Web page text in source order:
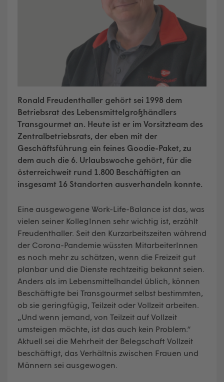
Ronald Freudenthaller gehört sei 1998 dem
Betriebsrat des Lebensmittelgroßhändlers
Transgourmet an. Heute ist er im Vorsitzteam des
Zentralbetriebsrats, der eben mit der
Geschäftsführung ein feines Goodie-Paket, zu
dem auch die 6. Urlaubswoche gehört, für die
österreichweit rund 1.800 Beschäftigten an
insgesamt 16 Standorten ausverhandeln konnte.
Eine ausgewogene Work-Life-Balance ist das, was
vielen seiner KollegInnen sehr wichtig ist, erzählt
Freudenthaller. Seit den Kurzarbeitszeiten während
der Corona-Pandemie wüssten MitarbeiterInnen
es noch mehr zu schätzen, wenn die Freizeit gut
planbar und die Dienste rechtzeitig bekannt seien.
Anders als im Lebensmittelhandel üblich, können
Beschäftigte bei Transgourmet selbst bestimmten,
ob sie geringfügig, Teilzeit oder Vollzeit arbeiten.
„Und wenn jemand, von Teilzeit auf Vollzeit
umsteigen möchte, ist das auch kein Problem.“
Aktuell sei die Mehrheit der Belegschaft Vollzeit
beschäftigt, das Verhältnis zwischen Frauen und
Männern sei ausgewogen.